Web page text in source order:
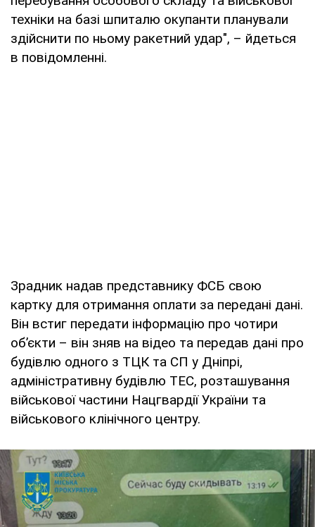
техніки на базі шпиталю окупанти планували
здійснити по ньому ракетний удар", – йдеться
в повідомленні.
Зрадник надав представнику ФСБ свою
картку для отримання оплати за передані дані.
Він встиг передати інформацію про чотири
об’єкти – він зняв на відео та передав дані про
будівлю одного з ТЦК та СП у Дніпрі,
адміністративну будівлю ТЕС, розташування
військової частини Нацгвардії України та
військового клінічного центру.